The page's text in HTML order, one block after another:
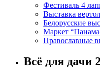
Фестиваль 4
Выставка
Белорусские
Маркет
Православные
Всё для дачи